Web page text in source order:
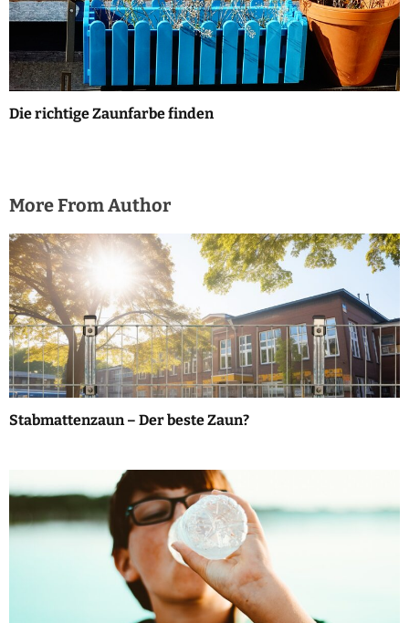
Die richtige Zaunfarbe finden
More From Author
Stabmattenzaun – Der beste Zaun?